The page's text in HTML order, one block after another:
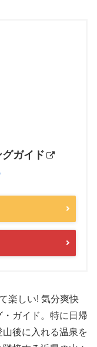
ガイド
楽しい! 気分爽快
ガイド。特に日帰
後に入れる温泉を